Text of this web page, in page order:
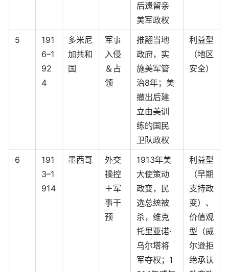
后遗留亲
美军政权
5
191
6–1
92
4
多米尼
加共和
国
军事
入侵
＆占
领
推翻当地
政府，实
施美军管
治8年；美
撤出后建
立由美训
练的国民
卫队政权
利益型
（地区
安全）
6
191
3–1
914
墨西哥
外交
操控
＋军
事干
预
1913年美
大使策动
政变，民
选总统被
杀，维克
托里亚诺·
乌尔塔将
军夺权；1
利益型
（早期
支持政
变）、
价值观
型（威
尔逊拒
绝承认